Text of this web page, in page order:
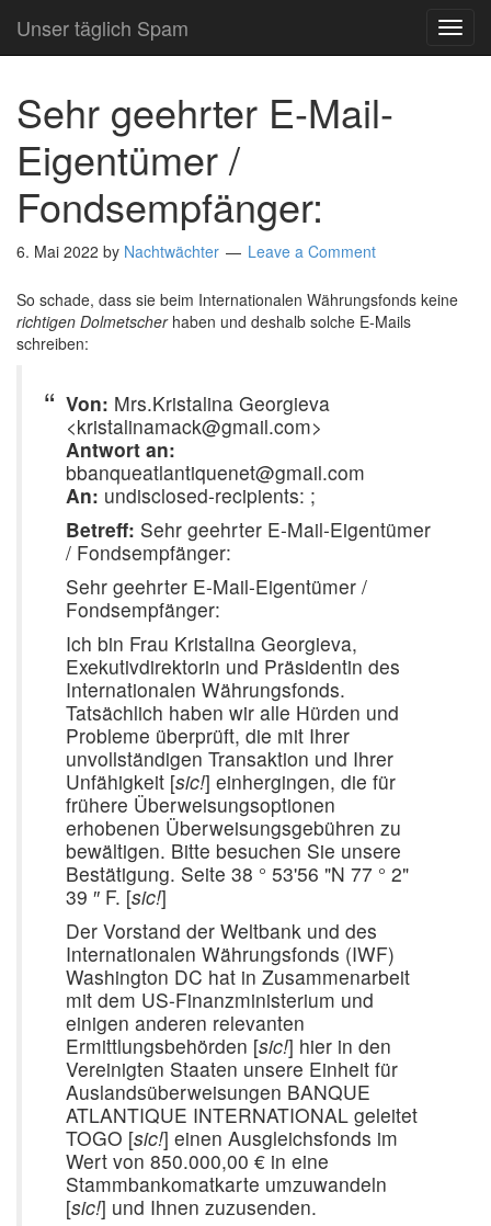
Unser täglich Spam
Sehr geehrter E-Mail-
Eigentümer /
Fondsempfänger:
6. Mai 2022 by Nachtwächter Leave a Comment
So schade, dass sie beim Internationalen Währungsfonds keine
richtigen Dolmetscherhaben und deshalb solche E-Mails
schreiben:
Von: Mrs.Kristalina Georgieva
<kristalinamack@gmail.com>
Antwort an:
bbanqueatlantiquenet@gmail.com
An: undisclosed-recipients: ;
Betreff: Sehr geehrter E-Mail-Eigentümer
/ Fondsempfänger:
Sehr geehrter E-Mail-Eigentümer /
Fondsempfänger:
Ich bin Frau Kristalina Georgieva,
Exekutivdirektorin und Präsidentin des
Internationalen Währungsfonds.
Tatsächlich haben wir alle Hürden und
Probleme überprüft, die mit Ihrer
unvollständigen Transaktion und Ihrer
Unfähigkeit [sic!] einhergingen, die für
frühere Überweisungsoptionen
erhobenen Überweisungsgebühren zu
bewältigen. Bitte besuchen Sie unsere
Bestätigung. Seite 38 ° 53'56 "N 77 ° 2"
39 ″ F. [sic!]
Der Vorstand der Weltbank und des
Internationalen Währungsfonds (IWF)
Washington DC hat in Zusammenarbeit
mit dem US-Finanzministerium und
einigen anderen relevanten
Ermittlungsbehörden [sic!] hier in den
Vereinigten Staaten unsere Einheit für
Auslandsüberweisungen BANQUE
ATLANTIQUE INTERNATIONAL geleitet
TOGO [sic!] einen Ausgleichsfonds im
Wert von 850.000,00 € in eine
Stammbankomatkarte umzuwandeln
[sic!] und Ihnen zuzusenden.